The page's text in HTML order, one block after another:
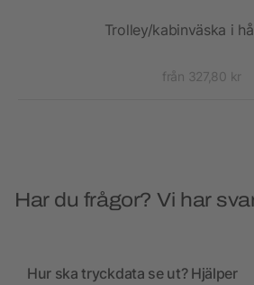
Trolley/kabinväska i
från 327,80 kr
Har du frågor? Vi har
Hur ska tryckdata se ut? Hjälper